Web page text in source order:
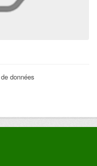
données